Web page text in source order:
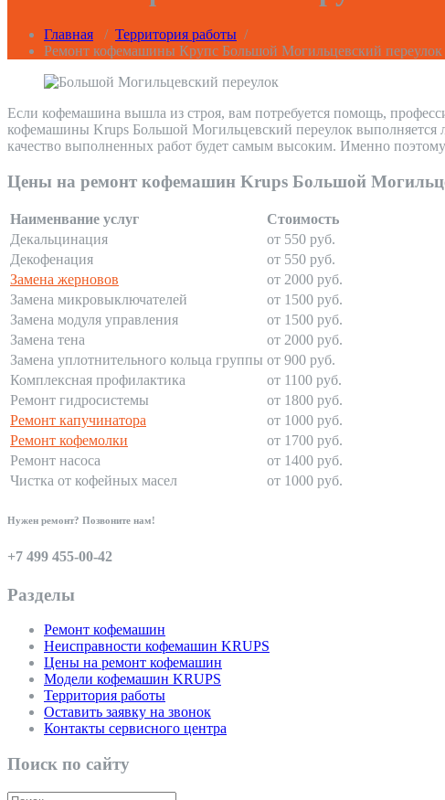
Главная / Территория работы /
Ремонт кофемашины Крупс Большой Могильцевский переулок
Если кофемашина вышла из строя, вам потребуется помощь,
кофемашины Krups Большой Могильцевский переулок выполняется
качество выполненных работ будет самым высоким. Именно
Цены на ремонт кофемашин Krups Большой
Наименвание услуг
Стоимость
Декальцинация
от 550 руб.
Декофенация
от 550 руб.
Замена жерновов
от 2000 руб.
Замена микровыключателей
от 1500 руб.
Замена модуля управления
от 1500 руб.
Замена тена
от 2000 руб.
Замена уплотнительного кольца группы от 900 руб.
Комплексная профилактика
от 1100 руб.
Ремонт гидросистемы
от 1800 руб.
Ремонт капучинатора
от 1000 руб.
Ремонт кофемолки
от 1700 руб.
Ремонт насоса
от 1400 руб.
Чистка от кофейных масел
от 1000 руб.
Нужен ремонт? Позвоните нам!
+7 499 455-00-42
Разделы
Ремонт кофемашин
Неисправности кофемашин KRUPS
Цены на ремонт кофемашин
Модели кофемашин KRUPS
Территория работы
Оставить заявку на звонок
Контакты сервисного центра
Поиск по сайту